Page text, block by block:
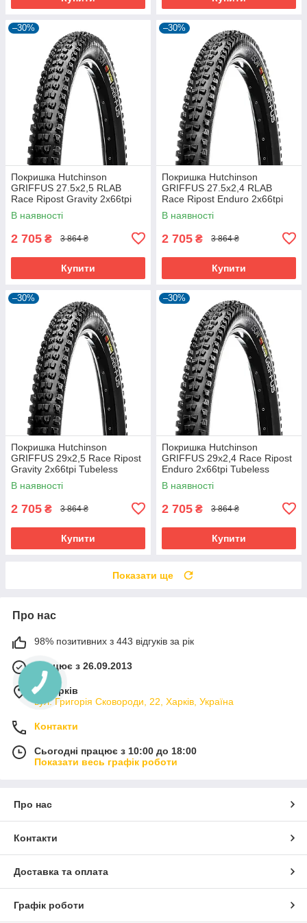
–30%
Покришка Hutchinson
GRIFFUS 27.5х2,5 RLAB
Race Ripost Gravity 2x66tpi
Tubeless Ready Складна
Black
В наявності
2 705 ₴ 3 864 ₴
Купити
–30%
Покришка Hutchinson
GRIFFUS 27.5х2,4 RLAB
Race Ripost Enduro 2x66tpi
Tubeless Ready Складна
Black
В наявності
2 705 ₴ 3 864 ₴
Купити
–30%
Покришка Hutchinson
GRIFFUS 29х2,5 Race Ripost
Gravity 2x66tpi Tubeless
Ready Складана Black
В наявності
2 705 ₴ 3 864 ₴
Купити
–30%
Покришка Hutchinson
GRIFFUS 29х2,4 Race Ripost
Enduro 2x66tpi Tubeless
Ready Складана Black
В наявності
2 705 ₴ 3 864 ₴
Купити
Показати ще
Про нас
98% позитивних з 443 відгуків за рік
Працює з 26.09.2013
м. Харків
вул. Григорія Сковороди, 22, Харків, Україна
Контакти
Сьогодні працює з 10:00 до 18:00
Показати весь графік роботи
Про нас
Контакти
Доставка та оплата
Графік роботи